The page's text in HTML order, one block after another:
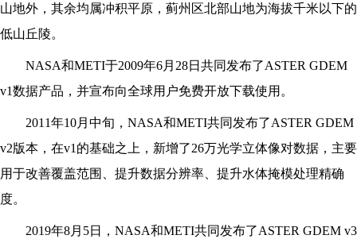
山地外，其余均属冲积平原，蓟州区北部山地为海拔千米以下的
低山丘陵。
NASA和METI于2009年6月28日共同发布了ASTER GDEM
v1数据产品，并宣布向全球用户免费开放下载使用。
2011年10月中旬，NASA和METI共同发布了ASTER GDEM
v2版本，在v1的基础之上，新增了26万光学立体像对数据，主要
用于改善覆盖范围、提升数据分辨率、提升水体掩模处理精确
度。
2019年8月5日，NASA和METI共同发布了ASTER GDEM v3